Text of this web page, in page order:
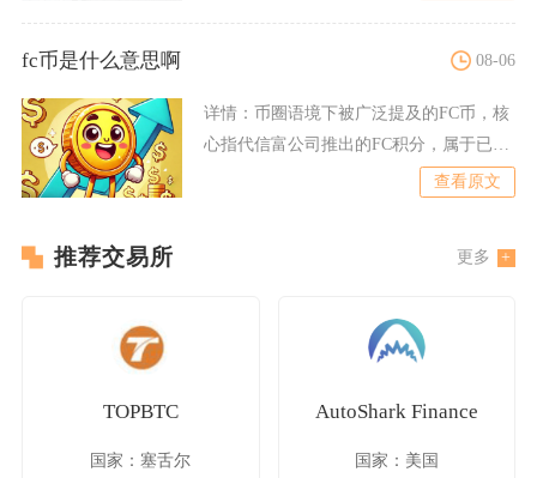
fc币是什么意思啊 08-06
详情： 币圈语境下被广泛提及的FC币，核
心指代信富公司推出的FC积分，属于已经
查看原文
推荐交易所 更多
TOPBTC
国家：塞舌尔
AutoShark Finance
国家：美国